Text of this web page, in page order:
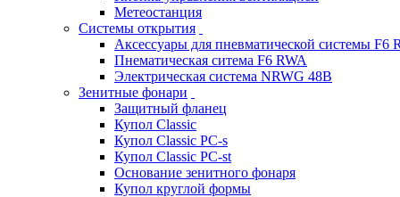
Метеостанция
Системы открытия
Аксессуары для пневматической системы F6
Пнематическая ситема F6 RWA
Электрическая система NRWG 48В
Зенитные фонари
Защитный фланец
Купол Classic
Купол Classic PC-s
Купол Classic PC-st
Основание зенитного фонаря
Купол круглой формы